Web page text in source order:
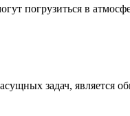
погрузиться в
задач, является